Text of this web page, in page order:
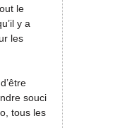
le
y a
les
souci
tous les